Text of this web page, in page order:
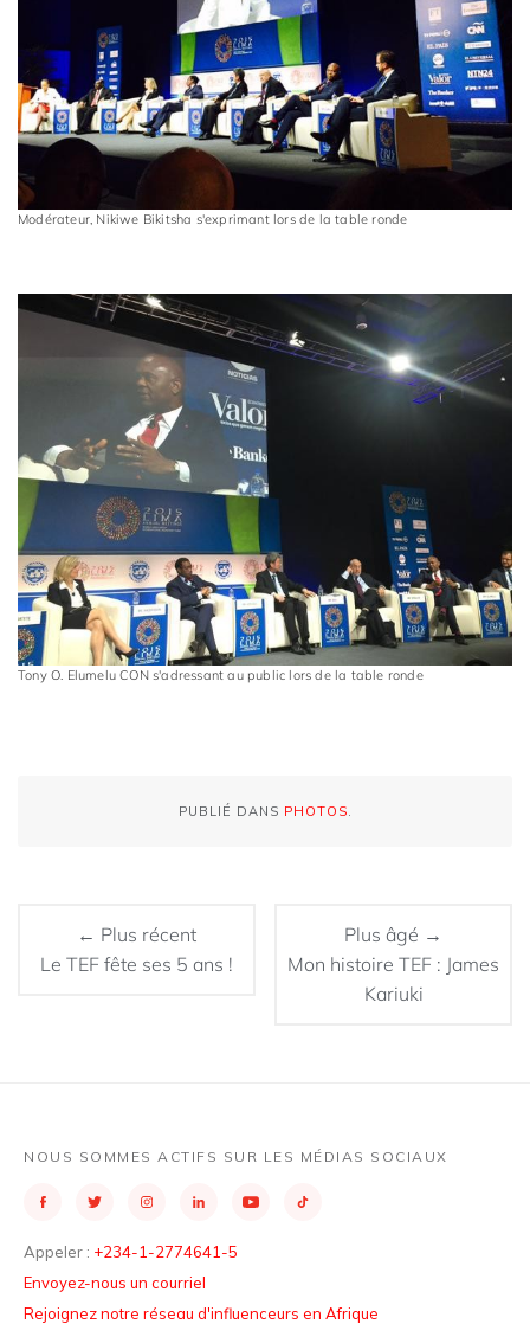
Modérateur, Nikiwe Bikitsha s'exprimant lors de la table ronde
Tony O. Elumelu CON s'adressant au public lors de la table ronde
PUBLIÉ DANS PHOTOS
← Plus récent
Le TEF fête ses 5 ans !
Plus âgé →
Mon histoire TEF : James
Kariuki
NOUS SOMMES ACTIFS SUR LES MÉDIAS SOCIAUX
Appeler : +234-1-2774641-5
Envoyez-nous un courriel
Rejoignez notre réseau d'influenceurs en Afrique